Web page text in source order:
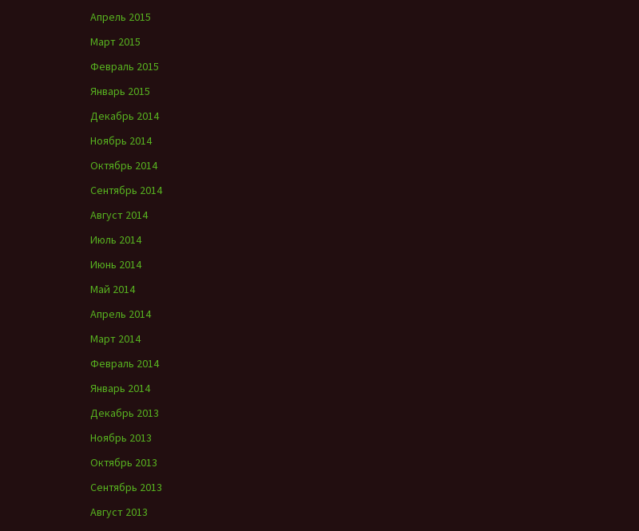
Апрель 2015
Март 2015
Февраль 2015
Январь 2015
Декабрь 2014
Ноябрь 2014
Октябрь 2014
Сентябрь 2014
Август 2014
Июль 2014
Июнь 2014
Май 2014
Апрель 2014
Март 2014
Февраль 2014
Январь 2014
Декабрь 2013
Ноябрь 2013
Октябрь 2013
Сентябрь 2013
Август 2013